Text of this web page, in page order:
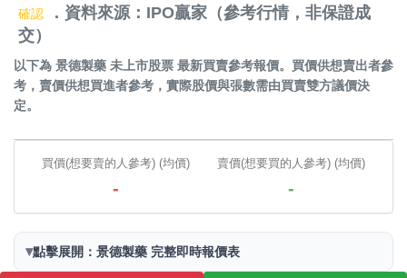
確認
．資料來源：IPO贏家（參考行情，非保證成
交）
以下為 景德製藥 未上市股票 最新買賣參考報價。買價供想賣出者參
考，賣價供想買進者參考，實際股價與張數需由買賣雙方議價決
定。
買價(想要賣的人參考) (均價)
-
賣價(想要買的人參考) (均價)
-
▾點擊展開：景德製藥 完整即時報價表